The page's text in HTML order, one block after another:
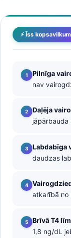
⚡ Īss
Pilnīga
nav
Daļēja
jāpārbauda
Labdabīga
daudzas
atkarībā no
Brīvā T4
1,8 ng/dL